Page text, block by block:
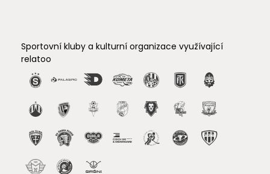
Sportovní kluby a kulturní organizace využívající
relatoo